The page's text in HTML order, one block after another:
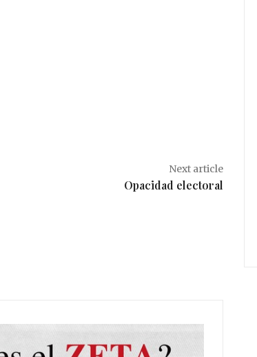
Next article
Opacidad electoral